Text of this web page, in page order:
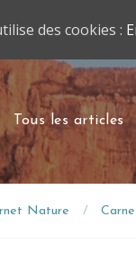
Tous les articles
Nature
des cookies :